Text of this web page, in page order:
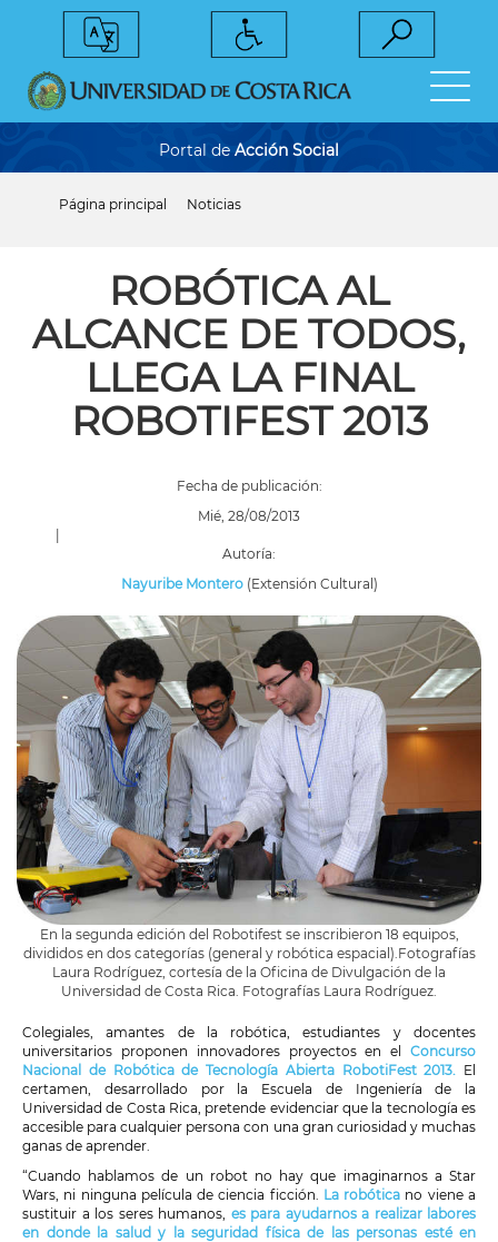
Portal de Acción Social
navegación
Página principal Noticias
ROBÓTICA AL
ALCANCE DE TODOS,
LLEGA LA FINAL
ROBOTIFEST 2013
Fecha de publicación:
Mié, 28/08/2013
|
Autoría:
Nayuribe Montero(Extensión Cultural)
En la segunda edición del Robotifest se inscribieron 18 equipos,
divididos en dos categorías (general y robótica espacial).Fotografías
Laura Rodríguez, cortesía de la Oficina de Divulgación de la
Universidad de Costa Rica. Fotografías Laura Rodríguez.
Colegiales, amantes de la robótica, estudiantes y docentes
universitarios proponen innovadores proyectos en el
Concurso
Nacional de Robótica de Tecnología Abierta RobotiFest 2013. El
certamen, desarrollado por la Escuela de Ingeniería de la
Universidad de Costa Rica, pretende evidenciar que la tecnología es
accesible para cualquier persona con una gran curiosidad y muchas
ganas de aprender.
“Cuando hablamos de un robot no hay que imaginarnos a Star
Wars, ni ninguna película de ciencia ficción. La robótica no viene a
sustituir a los seres humanos, es para ayudarnos a realizar labores
en donde la salud y la seguridad física de las personas esté en